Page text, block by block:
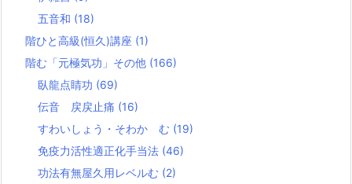
五音和 (18)
階ひと高級(恒久)講座 (1)
階む「元極気功」その他 (166)
臥龍点睛功 (69)
伝音 戻戻止痛 (16)
すわいしょう・そわか む (19)
免疫力活性適正化手当法 (46)
功法有無屋久用レベルむ (2)